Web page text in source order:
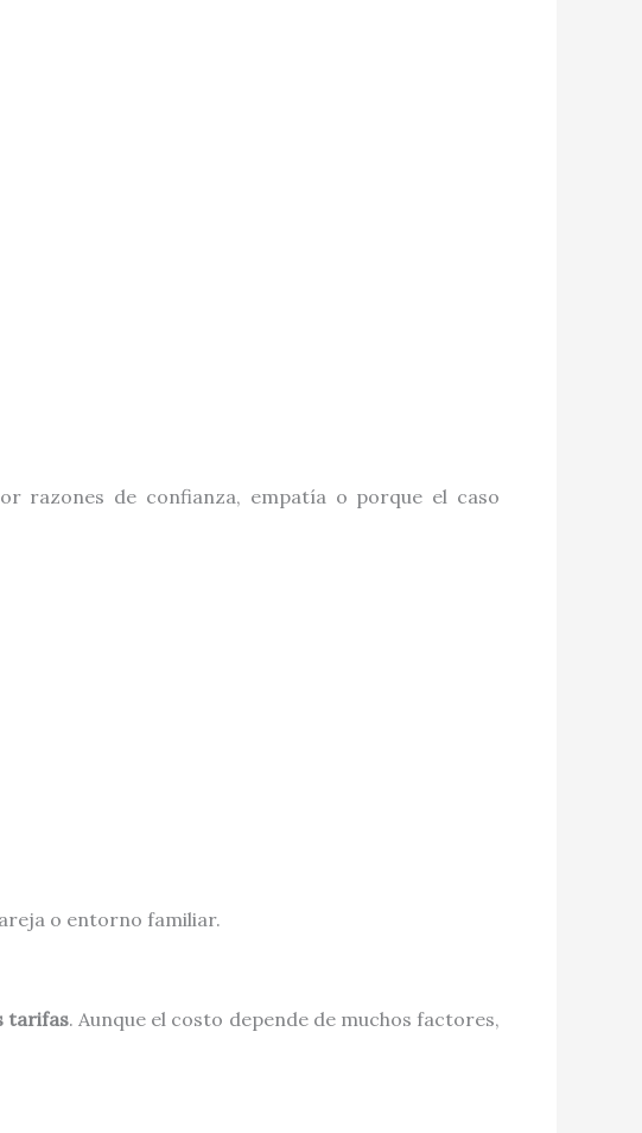
razones de confianza, empatía o porque el caso
o entorno familiar.
tarifas. Aunque el costo depende de muchos factores,